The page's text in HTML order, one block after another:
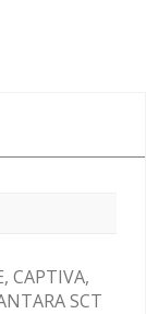
CAPTIVA,
SCT